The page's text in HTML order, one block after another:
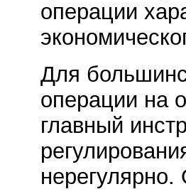
операции
Для
операции на
главный